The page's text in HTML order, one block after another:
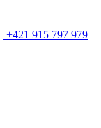
+421 915 797 979